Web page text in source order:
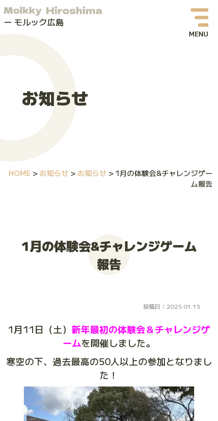
モルックってなに？
大会お申し込み
モルック広島
お知らせ
HOME > お知らせ > お知らせ >1月の体験会&チャレンジゲー
ム報告
1月の体験会&チャレンジゲーム
報告
投稿日：2025.01.15
1月11日（土） 新年最初の体験会＆チャレンジゲ
ームを開催しました。
寒空の下、過去最高の50人以上の参加となりまし
た！